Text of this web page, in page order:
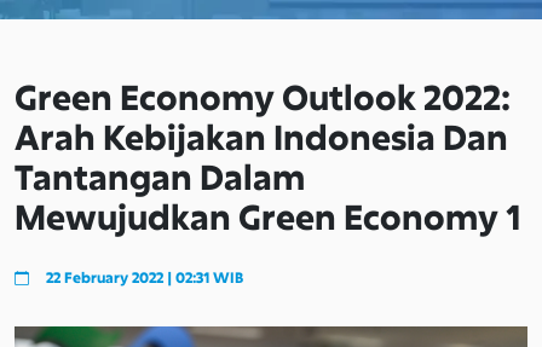
Green Economy Outlook 2022:
Arah Kebijakan Indonesia Dan
Tantangan Dalam
Mewujudkan Green Economy 1
22 February 2022 | 02:31 WIB